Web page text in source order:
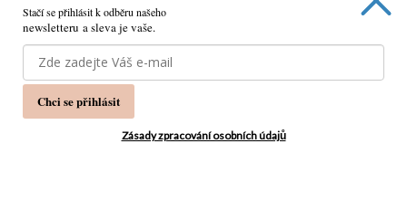
Používáme cookies, abychom vám umožnili pohodlné
prohlížení webu a díky analýze webu neustále zlepšovat
jeho funkce, výkon a použitelnost.
Stačí se přihlásit k odběru našeho
newsletteru a sleva je vaše.
Chci se přihlásit
Zásady zpracování osobních údajů